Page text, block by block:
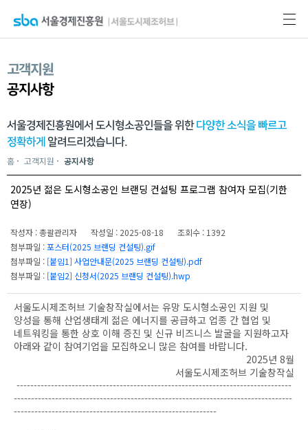
고객지원
공지사항
서울경제진흥원에서 도시형소공인들을 위한다양한 소식을 빠르고
정확하게 알려드리겠습니다.
홈 고객지원 공지사항
2025년 젊은 도시형소공인 브랜딩 컨설팅 프로그램 참여자 모집(기한
연장)
작성자 : 총괄관리자 작성일 : 2025-08-18
조회수 : 1392
첨부파일 :포스터(2025 브랜딩 컨설팅).gif
첨부파일 : [붙임1] 사업안내문(2025 브랜딩 컨설팅).pdf
첨부파일 : [붙임2] 신청서(2025 브랜딩 컨설팅).hwp
서울도시제조허브 기술창작실에서는 유망 도시형소공인 지원 및
양성을 통해 산업생태계 젊은 에너지를 공급하고 업종 간 협업 및
네트워킹을 통한 상호 이해 증진 및 신규 비즈니스 발굴을 지원하고자
아래와 같이 참여기업을 모집하오니 많은 참여를 바랍니다.
2025년 8월
서울도시제조허브 기술창작실
--------------------------------------------------------------------------------
---------------------------------------------------------------------------------
-----------------------------------------------------------